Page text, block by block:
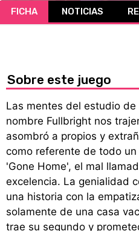
FICHA NOTICIAS
Sobre este juego
Las mentes del estudio
nombre Fullbright nos
asombró a propios y
como referente de todo
'Gone Home', el mal
excelencia. La genialidad
una historia con la
solamente de una casa
trae su segundo y